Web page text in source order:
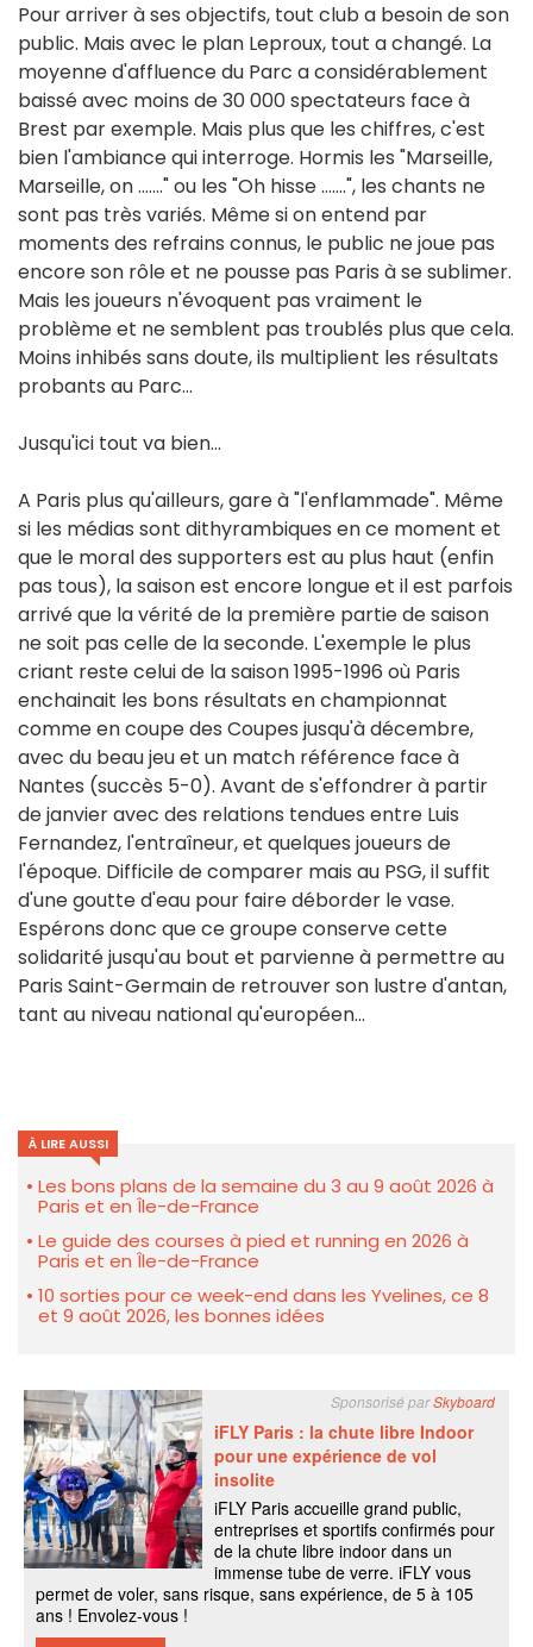
Pour arriver à ses objectifs, tout club a besoin de son
public. Mais avec le plan Leproux, tout a changé. La
moyenne d'affluence du Parc a considérablement
baissé avec moins de 30 000 spectateurs face à
Brest par exemple. Mais plus que les chiffres, c'est
bien l'ambiance qui interroge. Hormis les "Marseille,
Marseille, on ……." ou les "Oh hisse …….", les chants ne
sont pas très variés. Même si on entend par
moments des refrains connus, le public ne joue pas
encore son rôle et ne pousse pas Paris à se sublimer.
Mais les joueurs n'évoquent pas vraiment le
problème et ne semblent pas troublés plus que cela.
Moins inhibés sans doute, ils multiplient les résultats
probants au Parc…
Jusqu'ici tout va bien…
A Paris plus qu'ailleurs, gare à "l'enflammade". Même
si les médias sont dithyrambiques en ce moment et
que le moral des supporters est au plus haut (enfin
pas tous), la saison est encore longue et il est parfois
arrivé que la vérité de la première partie de saison
ne soit pas celle de la seconde. L'exemple le plus
criant reste celui de la saison 1995-1996 où Paris
enchainait les bons résultats en championnat
comme en coupe des Coupes jusqu'à décembre,
avec du beau jeu et un match référence face à
Nantes (succès 5-0). Avant de s'effondrer à partir
de janvier avec des relations tendues entre Luis
Fernandez, l'entraîneur, et quelques joueurs de
l'époque. Difficile de comparer mais au PSG, il suffit
d'une goutte d'eau pour faire déborder le vase.
Espérons donc que ce groupe conserve cette
solidarité jusqu'au bout et parvienne à permettre au
Paris Saint-Germain de retrouver son lustre d'antan,
tant au niveau national qu'européen…
À LIRE AUSSI
Les bons plans de la semaine du 3 au 9 août 2026 à
Paris et en Île-de-France
Le guide des courses à pied et running en 2026 à
Paris et en Île-de-France
10 sorties pour ce week-end dans les Yvelines, ce 8
et 9 août 2026, les bonnes idées